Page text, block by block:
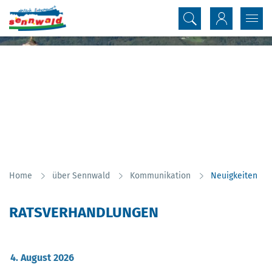
Kopfzeile
Inhalt
Home über Sennwald Kommunikation Neuigkeiten
RATSVERHANDLUNGEN
4. August 2026